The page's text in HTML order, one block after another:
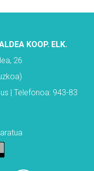
KOOP. ELK.
26
| Telefonoa: 943-83